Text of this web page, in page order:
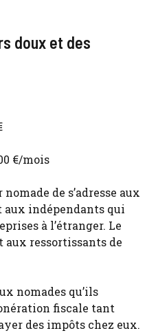
doux et des
€/mois
de s’adresse aux
indépendants qui
à l’étranger. Le
aux ressortissants de
nomades qu’ils
fiscale tant
des impôts chez eux.